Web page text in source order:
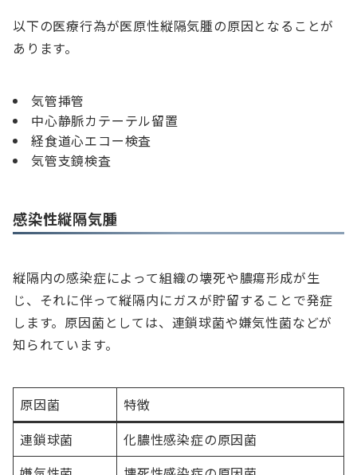
以下の医療行為が医原性縦隔気腫の原因となることが
あります。
気管挿管
中心静脈カテーテル留置
経食道心エコー検査
気管支鏡検査
感染性縦隔気腫
縦隔内の感染症によって組織の壊死や膿瘍形成が生
じ、それに伴って縦隔内にガスが貯留することで発症
します。原因菌としては、連鎖球菌や嫌気性菌などが
知られています。
原因菌
特徴
連鎖球菌
化膿性感染症の原因菌